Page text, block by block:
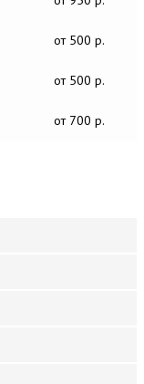
от 500 р.
от 500 р.
от 700 р.